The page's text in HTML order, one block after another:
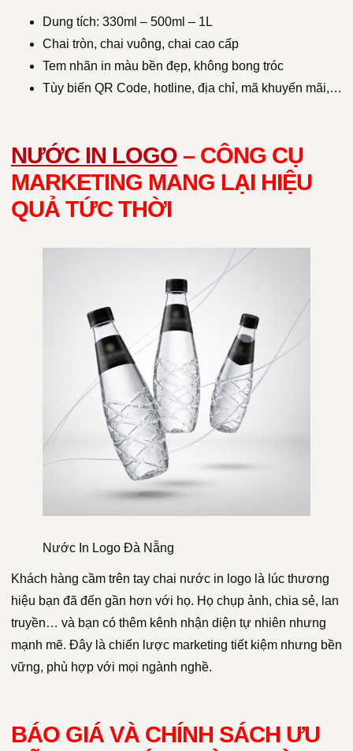
Dung tích: 330ml – 500ml – 1L
Chai tròn, chai vuông, chai cao cấp
Tem nhãn in màu bền đẹp, không bong tróc
Tùy biến QR Code, hotline, địa chỉ, mã khuyến mãi,…
NƯỚC IN LOGO– CÔNG CỤ
MARKETING MANG LẠI HIỆU
QUẢ TỨC THỜI
Nước In Logo Đà Nẵng
Khách hàng cầm trên tay chai nước in logo là lúc thương
hiệu bạn đã đến gần hơn với họ. Họ chụp ảnh, chia sẻ, lan
truyền… và bạn có thêm kênh nhận diện tự nhiên nhưng
mạnh mẽ. Đây là chiến lược marketing tiết kiệm nhưng bền
vững, phù hợp với mọi ngành nghề.
BÁO GIÁ VÀ CHÍNH SÁCH ƯU